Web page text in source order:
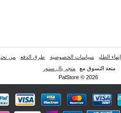
إنهاء الطلب سياسات الخصوصية طرق الدفع من نحن
متعة التسوق مع
متجر بال ستور
PalStore © 2026